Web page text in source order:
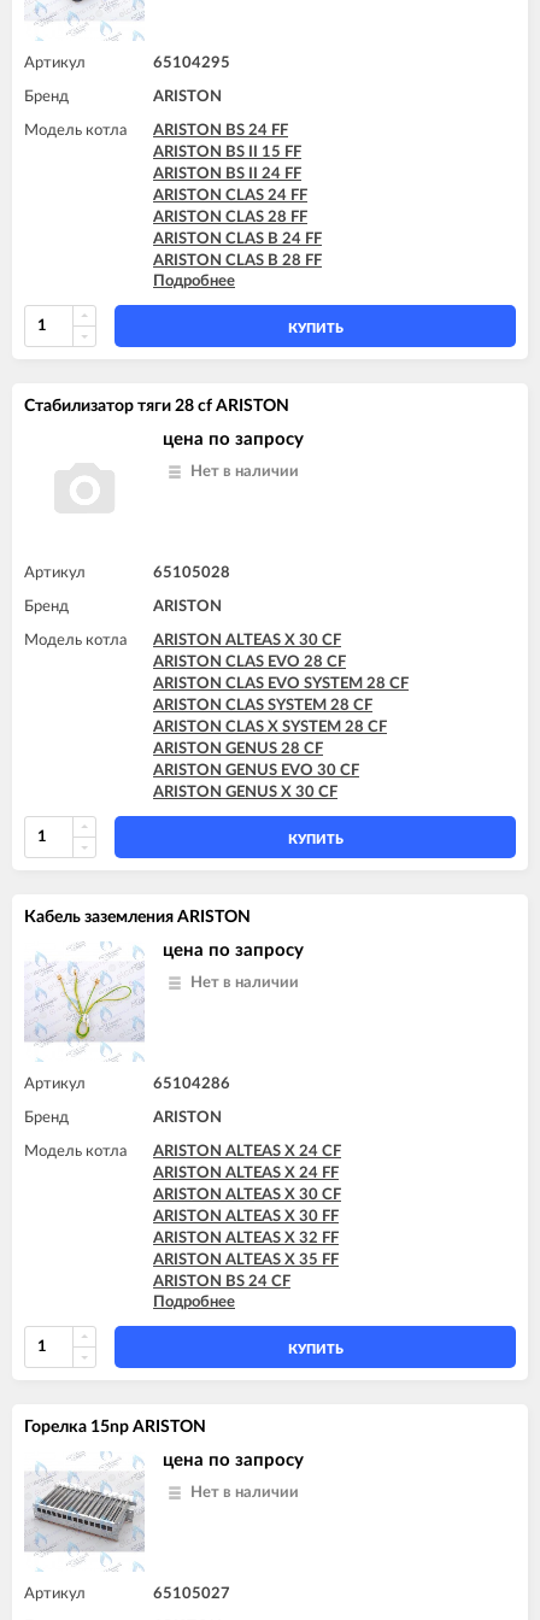
ARISTON GENUS X 35 FF
Артикул 65104295
Бренд ARISTON
Модель котла
ARISTON BS 24 FF
ARISTON BS II 15 FF
ARISTON BS II 24 FF
ARISTON CLAS 24 FF
ARISTON CLAS 28 FF
ARISTON CLAS B 24 FF
ARISTON CLAS B 28 FF
ARISTON CLAS B 30 FF
ARISTON CLAS B EVO 24 FF
ARISTON CLAS B EVO 28 FF
ARISTON CLAS B EVO 30 FF
ARISTON CLAS EVO 28 FF
ARISTON CLAS EVO SYSTEM 24 FF
ARISTON CLAS EVO SYSTEM 32 FF
ARISTON CLAS SYSTEM 32 FF
ARISTON GENUS 24 FF
ARISTON GENUS 32 FF
ARISTON GENUS 35 FF
ARISTON GENUS 36 FF
ARISTON GENUS EVO 24 FF
ARISTON GENUS EVO 30 FF
ARISTON GENUS EVO 32 FF
ARISTON GENUS EVO 35 FF
ARISTON MATIS 24 FF
Подробнее
КУПИТЬ
Стабилизатор тяги 28 cf ARISTON
цена по запросу
Нет в наличии
Артикул 65105028
Бренд ARISTON
Модель котла
ARISTON ALTEAS X 30 CF
ARISTON CLAS EVO 28 CF
ARISTON CLAS EVO SYSTEM 28 CF
ARISTON CLAS SYSTEM 28 CF
ARISTON CLAS X SYSTEM 28 CF
ARISTON GENUS 28 CF
ARISTON GENUS EVO 30 CF
ARISTON GENUS X 30 CF
КУПИТЬ
Кабель заземления ARISTON
цена по запросу
Нет в наличии
Артикул 65104286
Бренд ARISTON
Модель котла
ARISTON ALTEAS X 24 CF
ARISTON ALTEAS X 24 FF
ARISTON ALTEAS X 30 CF
ARISTON ALTEAS X 30 FF
ARISTON ALTEAS X 32 FF
ARISTON ALTEAS X 35 FF
ARISTON BS 24 CF
ARISTON BS 24 FF
ARISTON BS II 15 FF
ARISTON BS II 24 CF
ARISTON BS II 24 CF-EU
ARISTON CARES X 15 FF
ARISTON CARES X 18 FF
ARISTON CARES X 24 FF
ARISTON CLAS 24 FF
Подробнее
КУПИТЬ
Горелка 15np ARISTON
цена по запросу
Нет в наличии
Артикул 65105027